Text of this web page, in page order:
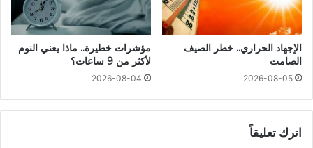
الإجهاد الحراري.. خطر الصيف
الصامت
2026-08-05
مؤشرات خطيرة.. ماذا يعني النوم
لأكثر من 9 ساعات؟
2026-08-04
اترك تعليقاً